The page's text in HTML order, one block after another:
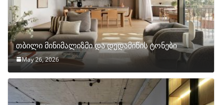
თბილი მინიმალიზმი და დედამიწის ტონები
May 26, 2026